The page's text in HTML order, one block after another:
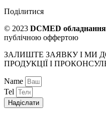
Поділитися
© 2023 DCMED обладнання
публічною оффертою
ЗАЛИШТЕ ЗАЯВКУ І МИ
ПРОДУКЦІЇ І
Name
Tel
Надіслати